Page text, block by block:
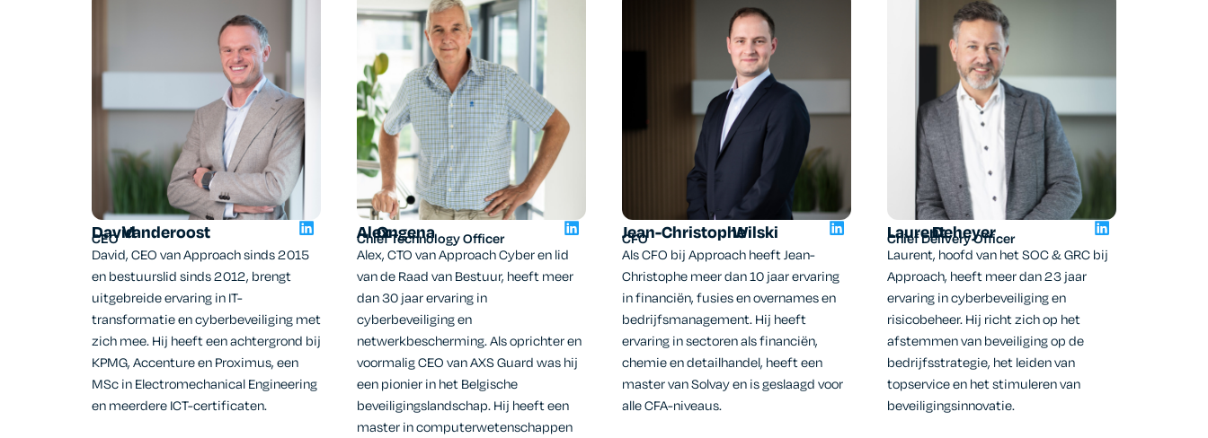
DavidVanderoost
CEO
David, CEO van Approach sinds 2015
en bestuurslid sinds 2012, brengt
uitgebreide ervaring in IT-
transformatie en cyberbeveiliging met
zich mee. Hij heeft een achtergrond bij
KPMG, Accenture en Proximus, een
MSc in Electromechanical Engineering
en meerdere ICT-certificaten.
AlexOngena
Chief Technology Officer
Alex, CTO van Approach Cyber en lid
van de Raad van Bestuur, heeft meer
dan 30 jaar ervaring in
cyberbeveiliging en
netwerkbescherming. Als oprichter en
voormalig CEO van AXS Guard was hij
een pionier in het Belgische
beveiligingslandschap. Hij heeft een
master in computerwetenschappen
Jean-ChristopheWilski
CFO
Als CFO bij Approach heeft Jean-
Christophe meer dan 10 jaar ervaring
in financiën, fusies en overnames en
bedrijfsmanagement. Hij heeft
ervaring in sectoren als financiën,
chemie en detailhandel, heeft een
master van Solvay en is geslaagd voor
alle CFA-niveaus.
LaurentDeheyer
Chief Delivery Officer
Laurent, hoofd van het SOC & GRC bij
Approach, heeft meer dan 23 jaar
ervaring in cyberbeveiliging en
risicobeheer. Hij richt zich op het
afstemmen van beveiliging op de
bedrijfsstrategie, het leiden van
topservice en het stimuleren van
beveiligingsinnovatie.